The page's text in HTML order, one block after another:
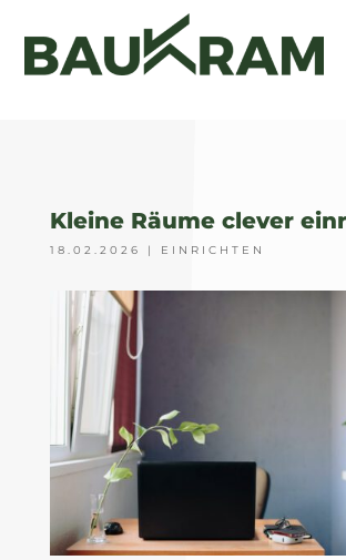
Kleine Räume clever
18.02.2026 | EINRICHTEN